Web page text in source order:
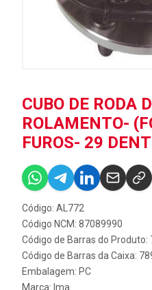
CUBO DE RODA
ROLAMENTO-
FUROS- 29
Código: AL772
Código NCM: 87089990
Código de Barras do Produto:
Código de Barras da Caixa:
Embalagem: PC
Marca: Ima